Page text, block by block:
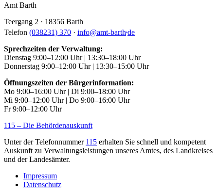
Amt Barth
Teergang 2 · 18356 Barth
Telefon (038231) 370 · info@amt-barth de
Sprechzeiten der Verwaltung:
Dienstag 9:00–12:00 Uhr | 13:30–18:00 Uhr
Donnerstag 9:00–12:00 Uhr | 13:30–15:00 Uhr
Öffnungszeiten der Bürgerinformation:
Mo 9:00–16:00 Uhr | Di 9:00–18:00 Uhr
Mi 9:00–12:00 Uhr | Do 9:00–16:00 Uhr
Fr 9:00–12:00 Uhr
115 – Die Behördenauskunft
Unter der Telefonnummer 115 erhalten Sie schnell und kompetent
Auskunft zu Verwaltungsleistungen unseres Amtes, des Landkreises
und der Landesämter.
Impressum
Datenschutz